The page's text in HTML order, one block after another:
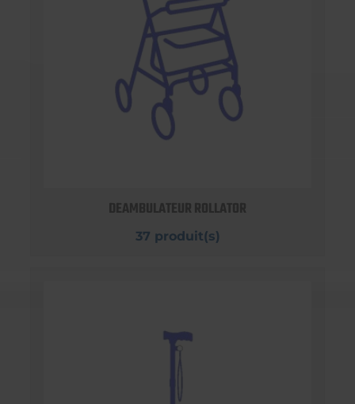
DEAMBULATEUR ROLLATOR
37 produit(s)